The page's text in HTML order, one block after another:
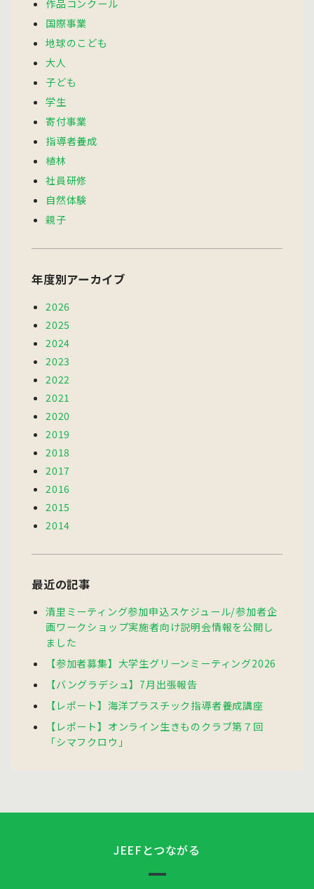
作品コンクール
国際事業
地球のこども
大人
子ども
学生
寄付事業
指導者養成
植林
社員研修
自然体験
親子
年度別アーカイブ
2026
2025
2024
2023
2022
2021
2020
2019
2018
2017
2016
2015
2014
最近の記事
清里ミーティング参加申込スケジュール/参加者企
画ワークショップ実施者向け説明会情報を公開し
ました
【参加者募集】大学生グリーンミーティング2026
【バングラデシュ】7月出張報告
【レポート】海洋プラスチック指導者養成講座
【レポート】オンライン生きものクラブ第７回
「シマフクロウ」
JEEFとつながる